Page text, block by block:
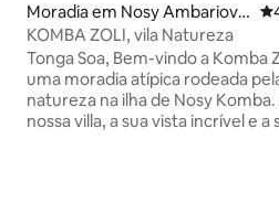
Moradia em Nosy Ambariova
to
KOMBA ZOLI, vila Natureza
Tonga Soa, Bem-vindo a Komba
uma moradia atípica rodeada
natureza na ilha de Nosy Komba.
nossa villa, a sua vista incrível e a